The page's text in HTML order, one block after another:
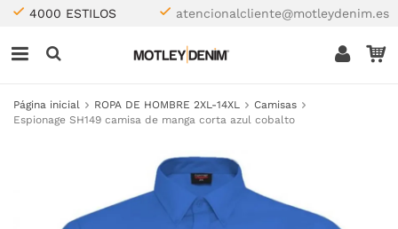
4000 ESTILOS atencionalcliente@motleydenim.es
Página inicial ROPA DE HOMBRE 2XL-14XL
Camisas
Espionage SH149 camisa de manga corta azul cobalto